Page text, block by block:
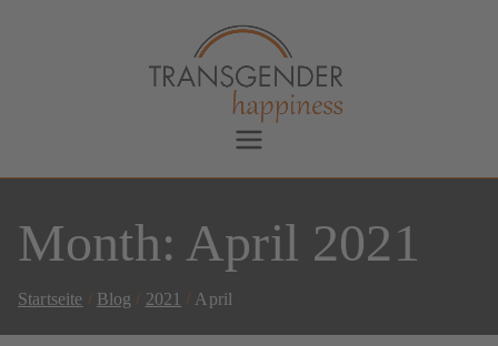
Transgender Happiness
Bianca Dorada
Month: April 2021
Startseite Blog 2021 April